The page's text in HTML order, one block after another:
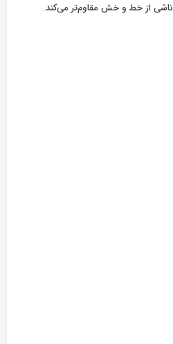
از خط و خش مقاوم‌تر می‌کند.